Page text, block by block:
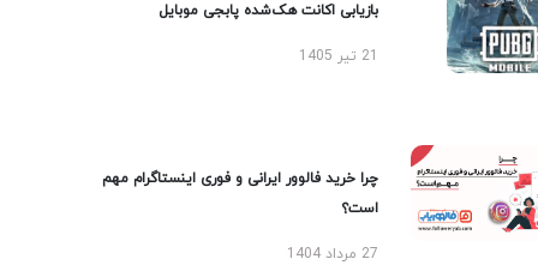
بازیابی اکانت هک‌شده پابجی موبایل
چرا خرید فالوور ایرانی و فوری اینستاگرام مهم
است؟
27 مرداد 1404